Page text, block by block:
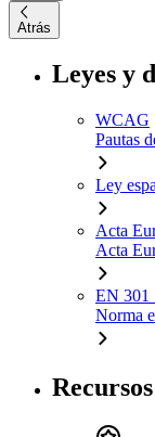
Atrás
Leyes y
WCAG
Pautas
Ley
Acta
Acta
EN 301
Norma
Recursos